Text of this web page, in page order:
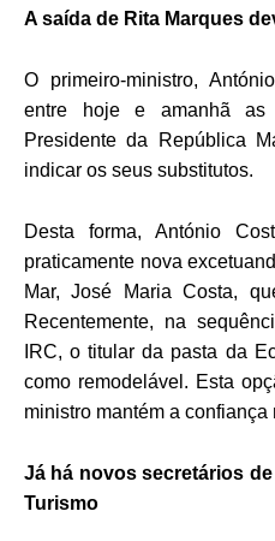
A saída de Rita Marques
O primeiro-ministro,
entre hoje e amanhã as
Presidente da República
indicar os seus substitutos.
Desta forma, António
praticamente nova
Mar, José Maria Costa,
Recentemente, na
IRC, o titular da pasta da
como remodelável. Esta
ministro mantém a confiança
Já há novos secretários
Turismo